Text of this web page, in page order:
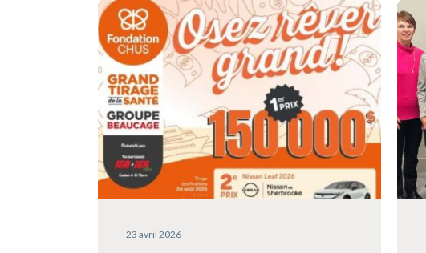
23 avril 2026